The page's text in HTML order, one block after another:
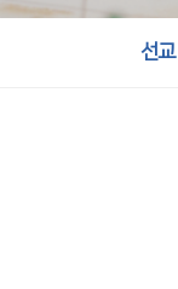
선교